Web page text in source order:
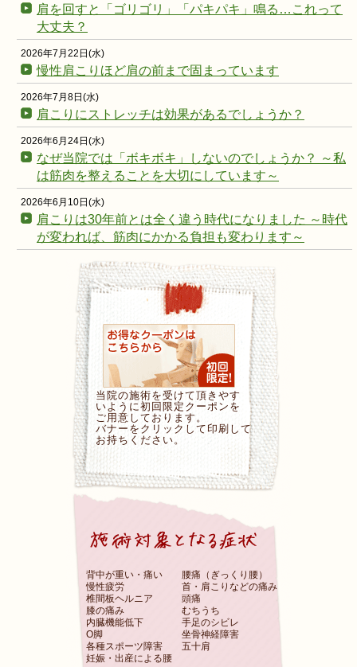
肩を回すと「ゴリゴリ」「パキパキ」鳴る…これって
大丈夫？
2026年7月22日(水)
慢性肩こりほど肩の前まで固まっています
2026年7月8日(水)
肩こりにストレッチは効果があるでしょうか？
2026年6月24日(水)
なぜ当院では「ボキボキ」しないのでしょうか？ ～私
は筋肉を整えることを大切にしています～
2026年6月10日(水)
肩こりは30年前とは全く違う時代になりました ～時代
が変われば、筋肉にかかる負担も変わります～
当院の施術を受けて頂きやす
いように初回限定クーポンを
ご用意しております。
バナーをクリックして印刷して
お持ちください。
背中が重い・痛い
腰痛（ぎっくり腰）
慢性疲労
首・肩こりなどの痛み
椎間板ヘルニア
頭痛
膝の痛み
むちうち
内臓機能低下
手足のシビレ
O脚
坐骨神経障害
各種スポーツ障害
五十肩
妊娠・出産による腰